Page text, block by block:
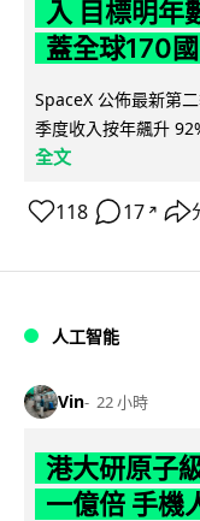
入 目標明年
蓋全球170國
SpaceX 公佈最新第
季度收入按年飆升
全文
118 17 ↗
人工智能
Vin 22 小時
港大研原子
一億倍 手機